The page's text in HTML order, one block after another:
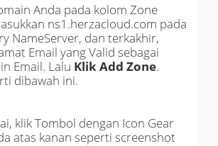
Anda pada kolom Zone
ns1.herzacloud.com pada
NameServer, dan terkakhir,
Email yang Valid sebagai
Email. Lalu Klik Add Zone.
dibawah ini.
klik Tombol dengan Icon Gear
atas kanan seperti screenshot